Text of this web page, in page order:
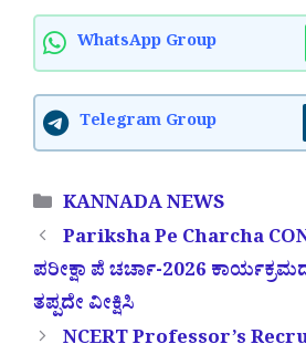
WhatsApp Group
Telegram Group
Categories
KANNADA NEWS
Pariksha Pe Charcha
ಪರೀಕ್ಷಾ ಪೆ ಚರ್ಚಾ-2026
ತಪ್ಪದೇ ವೀಕ್ಷಿಸಿ